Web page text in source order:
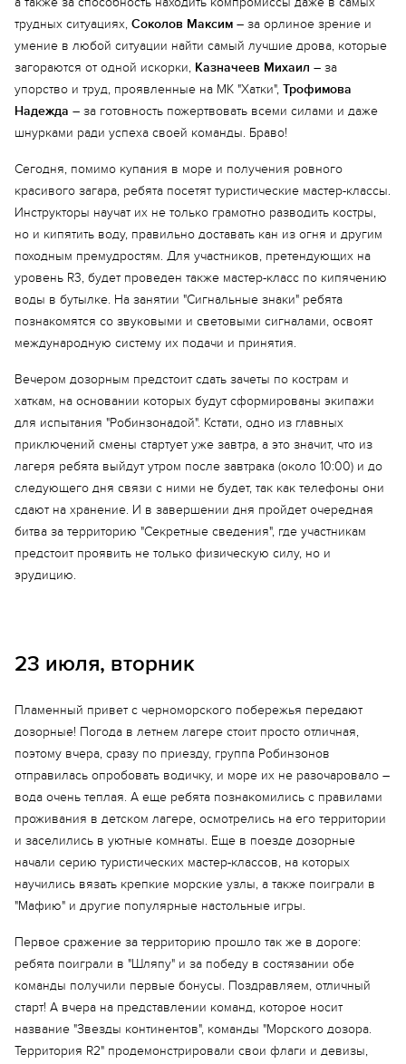
Еще 5 фото
трудных ситуациях, Соколов Максим – за орлиное зрение и
умение в любой ситуации найти самый лучшие дрова, которые
загораются от одной искорки, Казначеев Михаил – за
упорство и труд, проявленные на МК "Хатки", Трофимова
Надежда – за готовность пожертвовать всеми силами и даже
шнурками ради успеха своей команды. Браво!
Сегодня, помимо купания в море и получения ровного
красивого загара, ребята посетят туристические мастер-классы.
Инструкторы научат их не только грамотно разводить костры,
но и кипятить воду, правильно доставать кан из огня и другим
походным премудростям. Для участников, претендующих на
уровень R3, будет проведен также мастер-класс по кипячению
воды в бутылке. На занятии "Сигнальные знаки" ребята
познакомятся со звуковыми и световыми сигналами, освоят
международную систему их подачи и принятия.
Вечером дозорным предстоит сдать зачеты по кострам и
хаткам, на основании которых будут сформированы экипажи
для испытания "Робинзонадой". Кстати, одно из главных
приключений смены стартует уже завтра, а это значит, что из
лагеря ребята выйдут утром после завтрака (около 10:00) и до
следующего дня связи с ними не будет, так как телефоны они
сдают на хранение. И в завершении дня пройдет очередная
битва за территорию "Секретные сведения", где участникам
предстоит проявить не только физическую силу, но и
эрудицию.
23 июля, вторник
Пламенный привет с черноморского побережья передают
дозорные! Погода в летнем лагере стоит просто отличная,
поэтому вчера, сразу по приезду, группа Робинзонов
отправилась опробовать водичку, и море их не разочаровало –
вода очень теплая. А еще ребята познакомились с правилами
проживания в детском лагере, осмотрелись на его территории
и заселились в уютные комнаты. Еще в поезде дозорные
начали серию туристических мастер-классов, на которых
научились вязать крепкие морские узлы, а также поиграли в
"Мафию" и другие популярные настольные игры.
Первое сражение за территорию прошло так же в дороге:
ребята поиграли в "Шляпу" и за победу в состязании обе
команды получили первые бонусы. Поздравляем, отличный
старт! А вчера на представлении команд, которое носит
название "Звезды континентов", команды "Морского дозора.
Территория R2" продемонстрировали свои флаги и девизы,